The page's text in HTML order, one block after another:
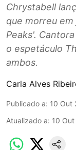
Chrystabell
que morreu em
Peaks'.
o espetáculo
ambos.
Carla Alves
Publicado a: 10 Out
Atualizado a: 10